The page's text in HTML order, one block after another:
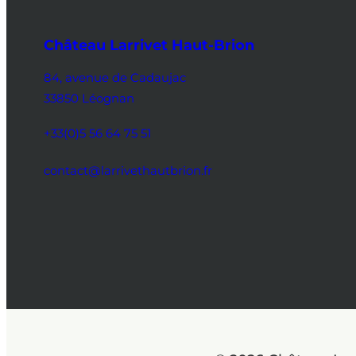
Château Larrivet Haut-Brion
84, avenue de Cadaujac
33850 Léognan
+33(0)5 56 64 75 51
contact@larrivethautbrion.fr